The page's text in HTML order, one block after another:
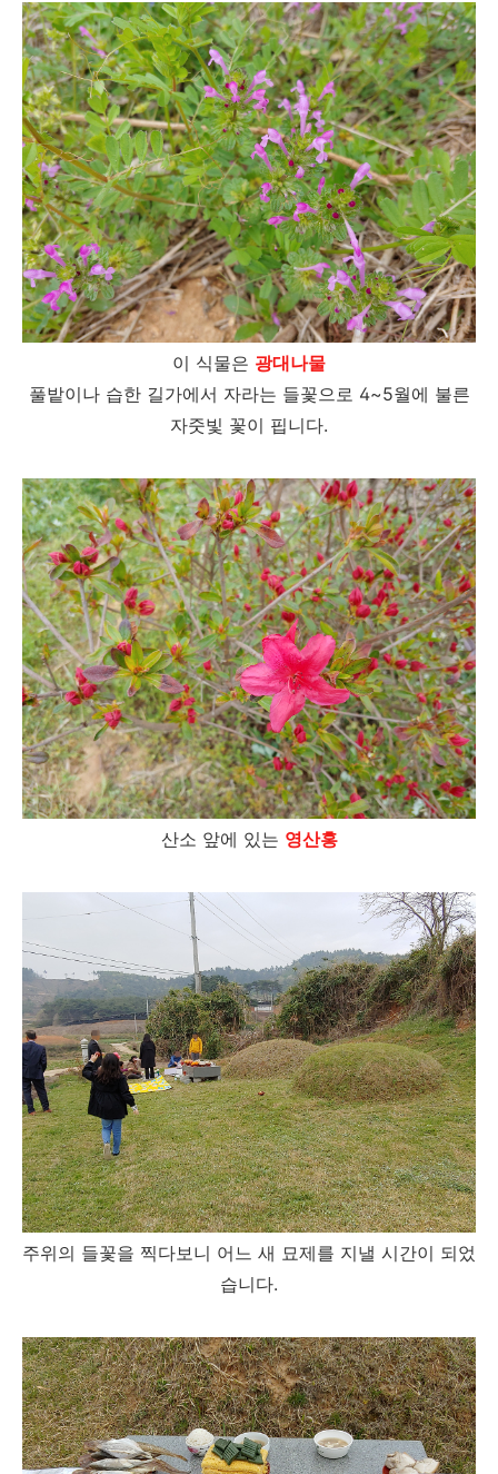
이 식물은 광대나물
풀밭이나 습한 길가에서 자라는 들꽃으로 4~5월에 불른
자줏빛 꽃이 핍니다.
산소 앞에 있는 영산홍
주위의 들꽃을 찍다보니 어느 새 묘제를 지낼 시간이 되었
습니다.